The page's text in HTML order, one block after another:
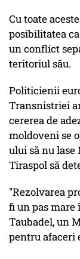
Cu toate
posibilitatea
un conflict
teritoriul său.
Politicienii
Transnistriei
cererea de
moldoveni se
ului să nu lase
Tiraspol să
"Rezolvarea
fi un pas mare
Taubadel, un
pentru afaceri